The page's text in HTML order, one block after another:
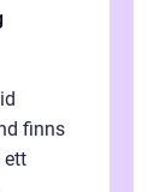
finns
ett